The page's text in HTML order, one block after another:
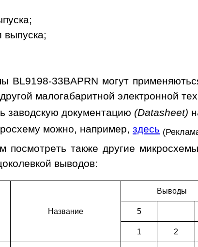
BL9198-33BAPRN могут
малогабаритной электронной
заводскую документацию (Datasheet)
можно, например, здесь
посмотреть также другие
выводов:
Наз­ва­ние
Выводы
5
1 2